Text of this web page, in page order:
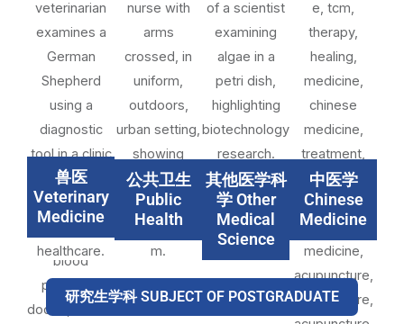
兽医
Veterinary
Medicine
公共卫生
Public
Health
其他医学科
学 Other
Medical
Science
中医学
Chinese
Medicine
研究生学科 SUBJECT OF POSTGRADUATE